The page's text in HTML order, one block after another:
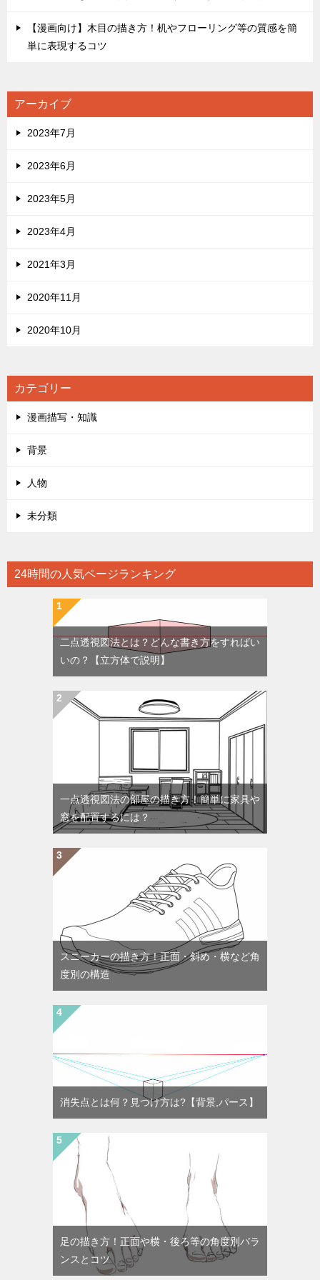
【漫画向け】木目の描き方！机やフローリング等の質感を簡
単に表現するコツ
アーカイブ
2023年7月
2023年6月
2023年5月
2023年4月
2021年3月
2020年11月
2020年10月
カテゴリー
漫画描写・知識
背景
人物
未分類
24時間の人気ページランキング
二点透視図法とは？どんな書き方をすればい
いの？【立方体で説明】
一点透視図法の部屋の描き方！簡単に家具や
窓を配置するには？
スニーカーの描き方！正面・斜め・横など角
度別の構造
消失点とは何？見つけ方は?【背景,パース】
足の描き方！正面や横・後ろ等の角度別バラ
ンスとコツ